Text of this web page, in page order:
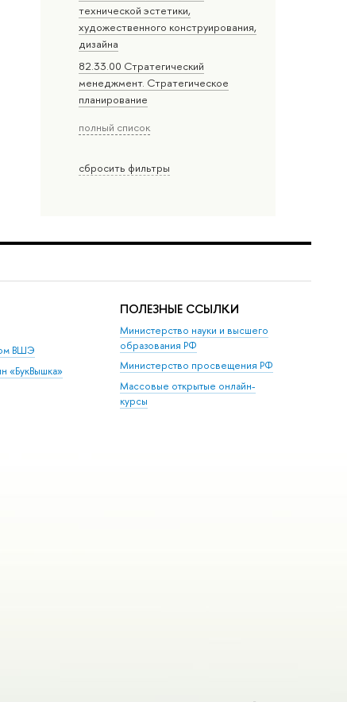
технической эстетики,
художественного конструирования,
дизайна
82.33.00 Стратегический
менеджмент. Стратегическое
планирование
полный список
сбросить фильтры
ВШЭ
«БукВышка»
ПОЛЕЗНЫЕ ССЫЛКИ
Министерство науки и высшего
образования РФ
Министерство просвещения РФ
Массовые открытые онлайн-
курсы